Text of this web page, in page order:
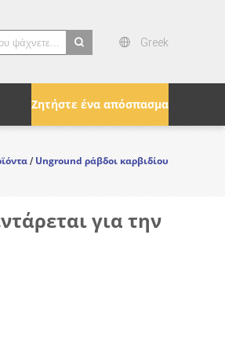
Greek
Ζητήστε ένα απόσπασμα
/Unground ράβδοι καρβιδίου
για την